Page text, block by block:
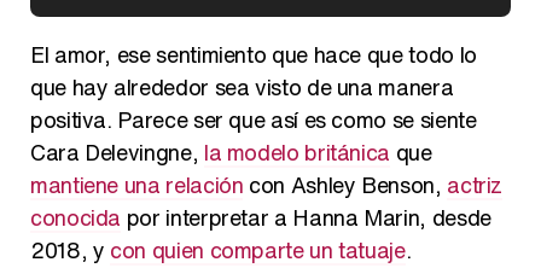
Carlota Corredera y Javier de Hoyos: "La tele tiene que representar al público también y aquí están todos los perfiles posibles&quo;
El amor, ese sentimiento que hace que todo lo
que hay alrededor sea visto de una manera
positiva. Parece ser que así es como se siente
Cara Delevingne, la modelo británica que
mantiene una relación con Ashley Benson, actriz
conocida por interpretar a Hanna Marin, desde
2018, y con quien comparte un tatuaje.